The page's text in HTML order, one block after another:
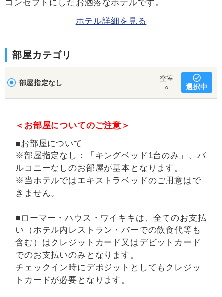
コンセプトにしたお洒落なホテルです。
ホテル詳細を見る
部屋カテゴリ
部屋指定なし
空室
○
選択中
＜お部屋についてのご注意＞
■お部屋について
※部屋指定なし：「キングベッド1台のみ」、バ
ルコニーなしのお部屋が基本となります。
※当ホテルではエキストラベッドのご用意はで
きません。
■ローマー・ハウス・ワイキキは、全てのお支払
い（ホテル内レストラン・バーでの飲食代等も
含む）はクレジットカード又はデビットカード
でのお支払いのみとなります。
チェックイン時にデポジットとしてもクレジッ
トカードが必要となります。